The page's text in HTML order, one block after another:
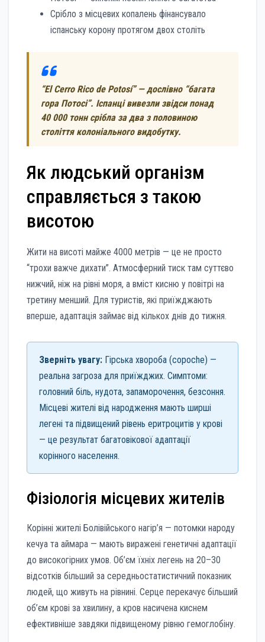
Срібло з місцевих копалень фінансувало
іспанську корону протягом двох століть
“El Cerro Rico de Potosí” — дослівно “багата
гора Потосі”. Іспанці вивезли звідси понад
40 000 тонн срібла за два з половиною
століття колоніального видобутку.
Як людський організм
справляється з такою
висотою
Жити на висоті майже 4000 метрів — це не просто
“трохи важче дихати”. Атмосферний тиск там суттєво
нижчий, ніж на рівні моря, а вміст кисню у повітрі на
третину менший. Для туристів, які приїжджають
вперше, адаптація займає від кількох днів до тижня.
Зверніть увагу: Гірська хвороба (сорoche) —
реальна загроза для приїжджих. Симптоми:
головний біль, нудота, запаморочення, безсоння.
Місцеві жителі від народження мають ширші
легені та підвищений рівень еритроцитів у крові
— це результат багатовікової адаптації
корінного населення.
Фізіологія місцевих жителів
Корінні жителі Болівійського нагір’я — потомки народу
кечуа та аймара — мають виражені генетичні адаптації
до високогірних умов. Об’єм їхніх легень на 20–30
відсотків більший за середньостатистичний показник
людей, що живуть на рівнині. Серце перекачує більший
об’єм крові за хвилину, а кров насичена киснем
ефективніше завдяки підвищеному рівню гемоглобіну.